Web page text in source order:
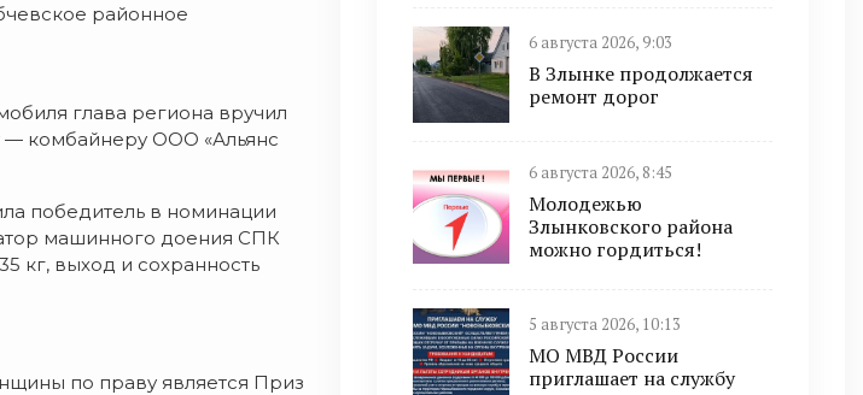
районное
глава региона вручил
— комбайнеру ООО «Альянс
победитель в номинации
машинного доения СПК
кг, выход и сохранность
по праву является Приз
6 августа 2026, 9:03
В Злынке продолжается
ремонт дорог
6 августа 2026, 8:45
Молодежью
Злынковского района
можно гордиться!
5 августа 2026, 10:13
МО МВД России
приглашает на службу